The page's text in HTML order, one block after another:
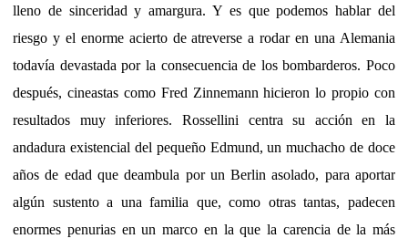
lleno de sinceridad y amargura. Y es que podemos hablar del
riesgo y el enorme acierto de atreverse a rodar en una Alemania
todavía devastada por la consecuencia de los bombarderos. Poco
después, cineastas como Fred Zinnemann hicieron lo propio con
resultados muy inferiores. Rossellini centra su acción en la
andadura existencial del pequeño Edmund, un muchacho de doce
años de edad que deambula por un Berlin asolado, para aportar
algún sustento a una familia que, como otras tantas, padecen
enormes penurias en un marco en la que la carencia de la más